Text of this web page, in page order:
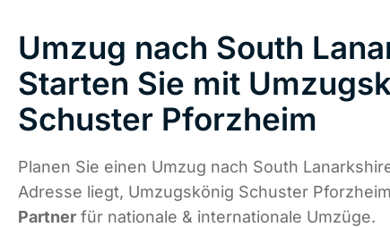
Umzug nach South
Starten Sie mit
Schuster Pforzheim
Planen Sie einen Umzug nach South
Adresse liegt, Umzugskönig Schuster
Partner für nationale & internationale Umzüge.